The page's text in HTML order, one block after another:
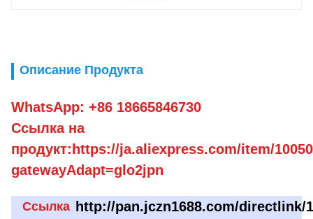
Описание Продукта
WhatsApp: +86 18665846730
Ссылка на
продукт:https://ja.aliexpress.com/item/
gatewayAdapt=glo2jpn
Ссылка http://pan.jczn1688.com/directlink/